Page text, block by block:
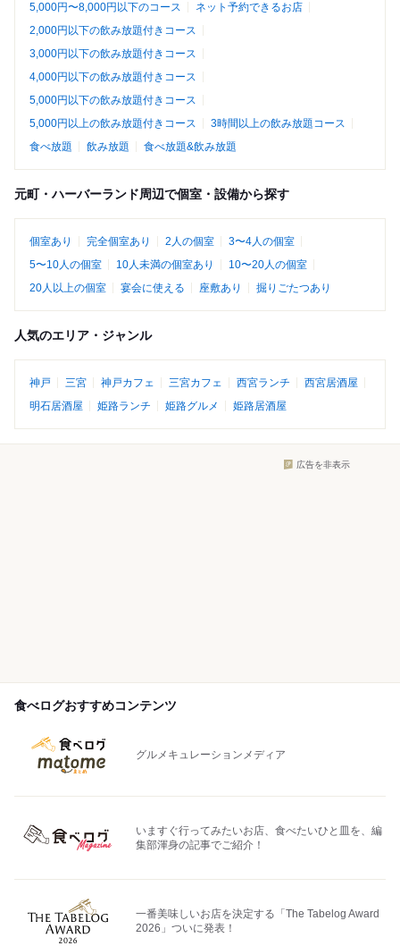
5,000円〜8,000円以下のコース
ネット予約できるお店
2,000円以下の飲み放題付きコース
3,000円以下の飲み放題付きコース
4,000円以下の飲み放題付きコース
5,000円以下の飲み放題付きコース
5,000円以上の飲み放題付きコース
3時間以上の飲み放題コース
食べ放題
飲み放題 食べ放題&飲み放題
元町・ハーバーランド周辺で個室・設備から探す
個室あり 完全個室あり 2人の個室
3〜4人の個室
5〜10人の個室
10人未満の個室あり
10〜20人の個室
20人以上の個室
宴会に使える 座敷あり 掘りごたつあり
人気のエリア・ジャンル
神戸 三宮 神戸カフェ 三宮カフェ 西宮ランチ
西宮居酒屋
明石居酒屋
姫路ランチ 姫路グルメ 姫路居酒屋
広告を非表示
食べログおすすめコンテンツ
グルメキュレーションメディア
いますぐ行ってみたいお店、食べたいひと皿を、編
集部渾身の記事でご紹介！
一番美味しいお店を決定する「The Tabelog Award
2026」ついに発表！